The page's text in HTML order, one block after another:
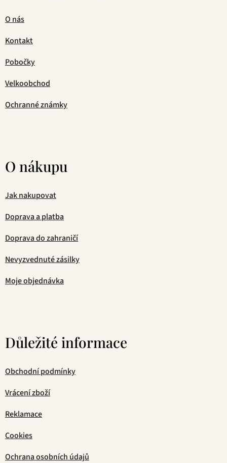
O nás
Kontakt
Pobočky
Velkoobchod
Ochranné známky
O nákupu
Jak nakupovat
Doprava a platba
Doprava do zahraničí
Nevyzvednuté zásilky
Moje objednávka
Důležité informace
Obchodní podmínky
Vrácení zboží
Reklamace
Cookies
Ochrana osobních údajů